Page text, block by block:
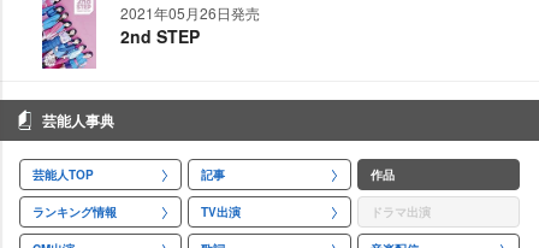
2021年05月26日発売
2nd STEP
芸能人事典
芸能人TOP 記事 作品
ランキング情報 TV出演 ドラマ出演